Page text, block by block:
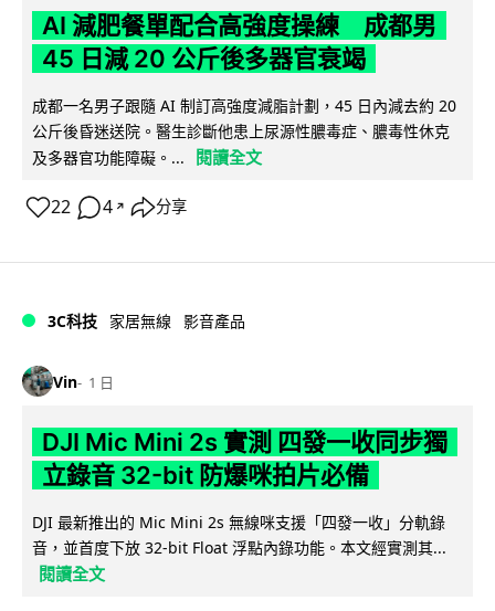
AI 減肥餐單配合高強度操練 成都男
45 日減 20 公斤後多器官衰竭
成都一名男子跟隨 AI 制訂高強度減脂計劃，45 日內減去約 20
公斤後昏迷送院。醫生診斷他患上尿源性膿毒症、膿毒性休克
及多器官功能障礙。...
閱讀全文
22 4 ↗ 分享
3C科技 家居無線 影音產品
Vin 1 日
DJI Mic Mini 2s 實測 四發一收同步獨
立錄音 32-bit 防爆咪拍片必備
DJI 最新推出的 Mic Mini 2s 無線咪支援「四發一收」分軌錄
音，並首度下放 32-bit Float 浮點內錄功能。本文經實測其...
閱讀全文